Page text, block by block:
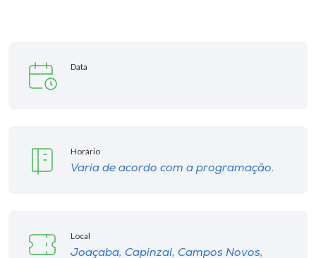
Data
Horário
Varia de acordo com a programação.
Local
Joaçaba, Capinzal, Campos Novos,